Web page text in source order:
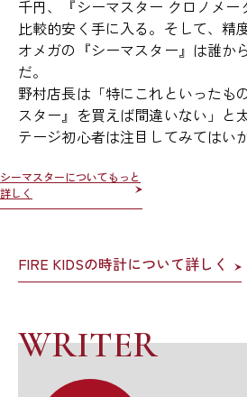
千円、『シーマスター クロノメー
比較的安く手に入る。そして、精
オメガの『シーマスター』は誰か
だ。
野村店長は「特にこれといったも
スター』を買えば間違いない」と
テージ初心者は注目してみてはい
シーマスターについてもっと
詳しく
FIRE KIDSの時計について詳しく
WRITER